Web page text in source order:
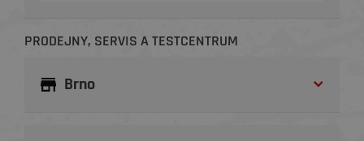
PRODEJNY, SERVIS A TESTCENTRUM
Brno